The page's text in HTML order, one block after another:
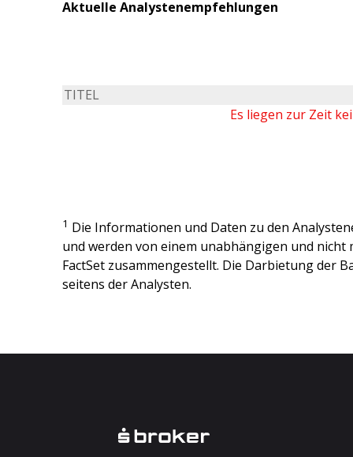
Aktuelle Analystenempfehlungen
TITEL
Es liegen zur Zeit
1 Die Informationen und Daten zu den
und werden von einem unabhängigen und nicht
FactSet zusammengestellt. Die Darbietung der
seitens der Analysten.